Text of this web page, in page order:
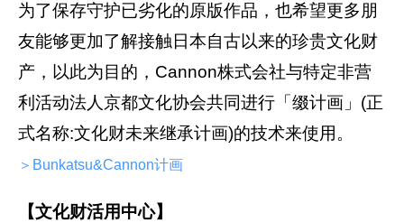
为了保存守护已劣化的原版作品，也希望更多朋
友能够更加了解接触日本自古以来的珍贵文化财
产，以此为目的，Cannon株式会社与特定非营
利活动法人京都文化协会共同进行「缀计画」(正
式名称:文化财未来继承计画)的技术来使用。
＞Bunkatsu&Cannon计画
【文化财活用中心】